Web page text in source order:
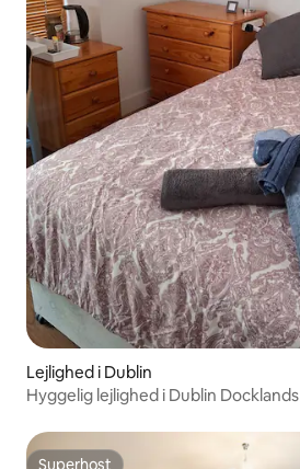
Lejlighed i Dublin
Hyggelig lejlighed i Dublin Docklands
Superhost